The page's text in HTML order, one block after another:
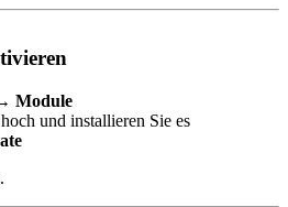
Module
und installieren Sie es